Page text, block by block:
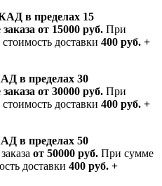
в пределах 15
от 15000 руб. При
стоимость доставки 400 руб. +
в пределах 30
от 30000 руб. При
стоимость доставки 400 руб. +
в пределах 50
от 50000 руб. При сумме
доставки 400 руб. +